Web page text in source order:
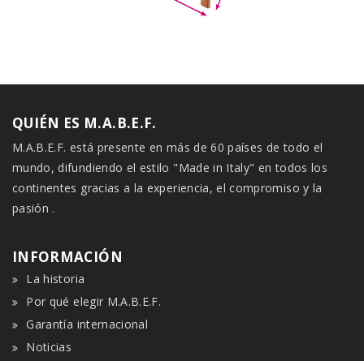
QUIÉN ES M.A.B.E.F.
M.A.B.E.F. está presente en más de 60 países de todo el
mundo, difundiendo el estilo "Made in Italy" en todos los
continentes gracias a la experiencia, el compromiso y la
pasión .
INFORMACIÓN
La historia
Por qué elegir M.A.B.E.F.
Garantía internacional
Noticias